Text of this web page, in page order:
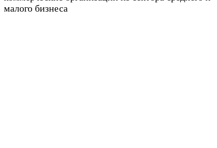
малого бизнеса